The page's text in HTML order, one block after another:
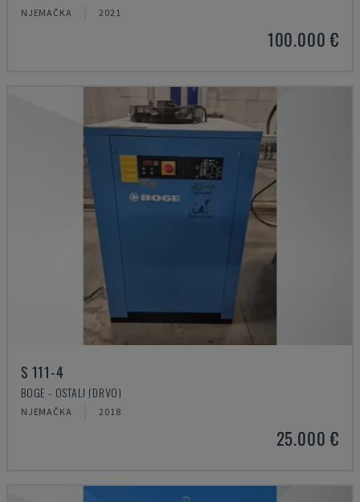
NJEMAČKA 2021
100.000 €
S 111-4
BOGE - OSTALI (DRVO)
NJEMAČKA 2018
25.000 €